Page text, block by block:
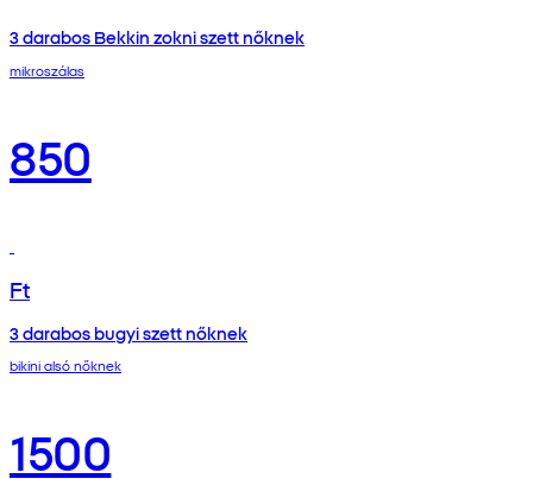
3 darabos Bekkin zokni szett nőknek
mikroszálas
850
Ft
3 darabos bugyi szett nőknek
bikini alsó nőknek
1500